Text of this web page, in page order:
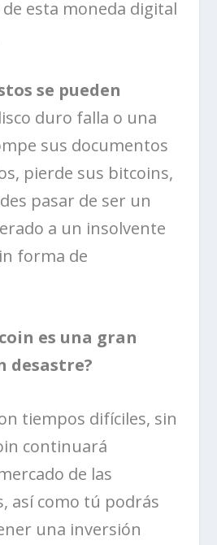
esta moneda digital
se pueden
duro falla o una
sus documentos
pierde sus bitcoins,
pasar de ser un
a un insolvente
forma de
es una gran
desastre?
tiempos difíciles, sin
continuará
de las
así como tú podrás
una inversión